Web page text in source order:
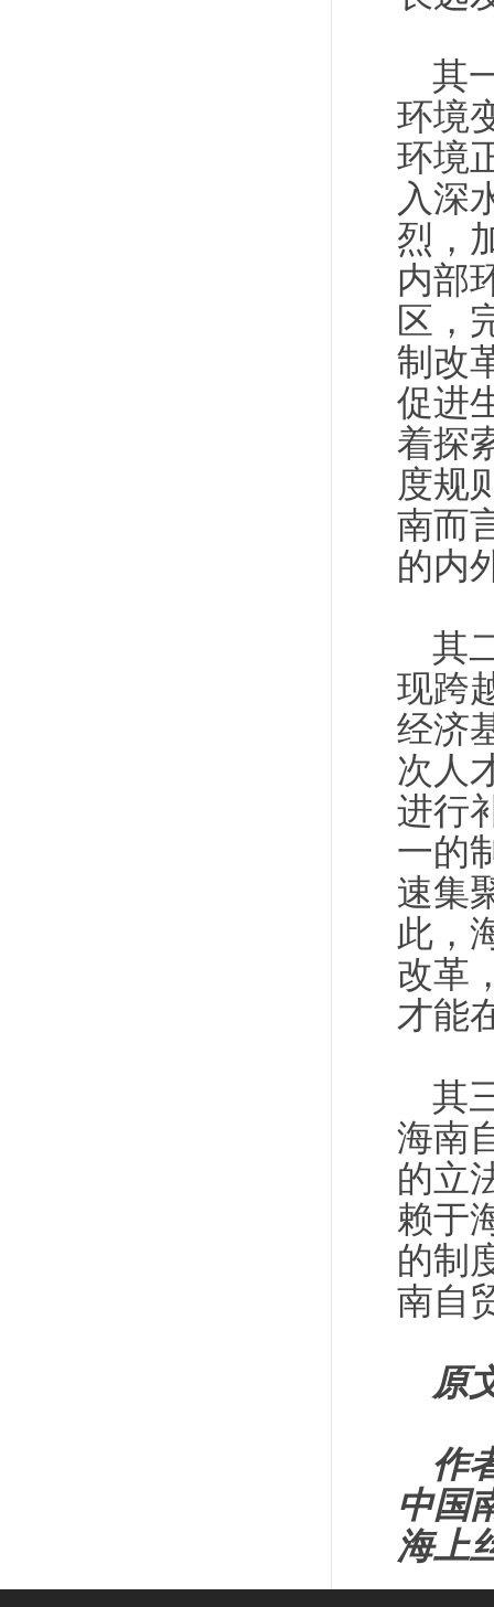
其
环境
环境
入深
烈，
内部
区，
制改
促进
着探
度规
南而
的内
其
现跨
经济
次人
进行
一的
速集
此，
改革
才能
其
海南
的立
赖于
的制
南自
原
作
中国
海上